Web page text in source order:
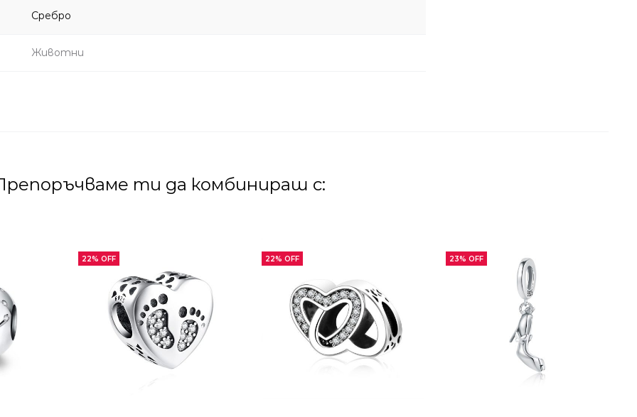
Сребро
Животни
ти да комбинираш с:
22% OFF 22% OFF 23% OFF